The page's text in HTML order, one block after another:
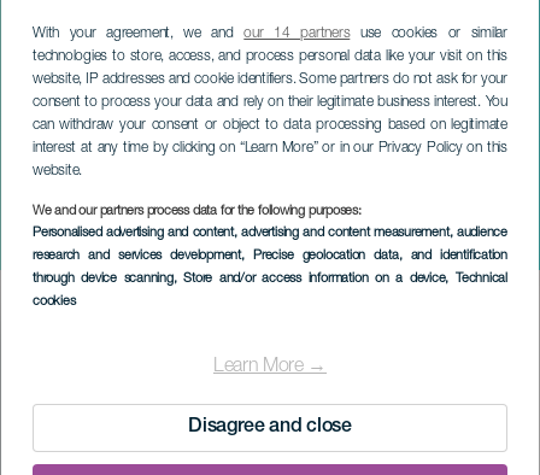
With your agreement, we andour 14 partnersuse cookies or similar
technologies to store, access, and process personal data like your visit on this
website, IP addresses and cookie identifiers. Some partners do not ask for your
consent to process your data and rely on their legitimate business interest. You
can withdraw your consent or object to data processing based on legitimate
interest at any time by clicking on “Learn More” or in our Privacy Policy on this
website.
We and our partners process data for the following purposes:
Personalised advertising and content, advertising and content measurement, audience
research and services development, Precise geolocation data, and identification
through device scanning, Store and/or access information on a device, Technical
cookies
Learn More →
Disagree and close
Goyo Jiménez: America
Forever
LA PALMA
Imagen